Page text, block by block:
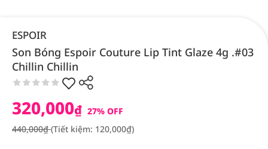
ESPOIR
Son Bóng Espoir Couture Lip Tint Glaze 4g .#03
Chillin Chillin
320,000₫ 27% OFF
440,000₫(Tiết kiệm: 120,000₫)